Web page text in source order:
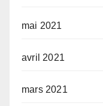
mai 2021
avril 2021
mars 2021